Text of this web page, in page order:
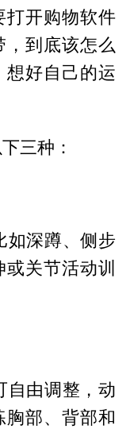
打开购物软件
，到底该怎么
想好自己的运
三种：
如深蹲、侧步
关节活动训
自由调整，动
胸部、背部和